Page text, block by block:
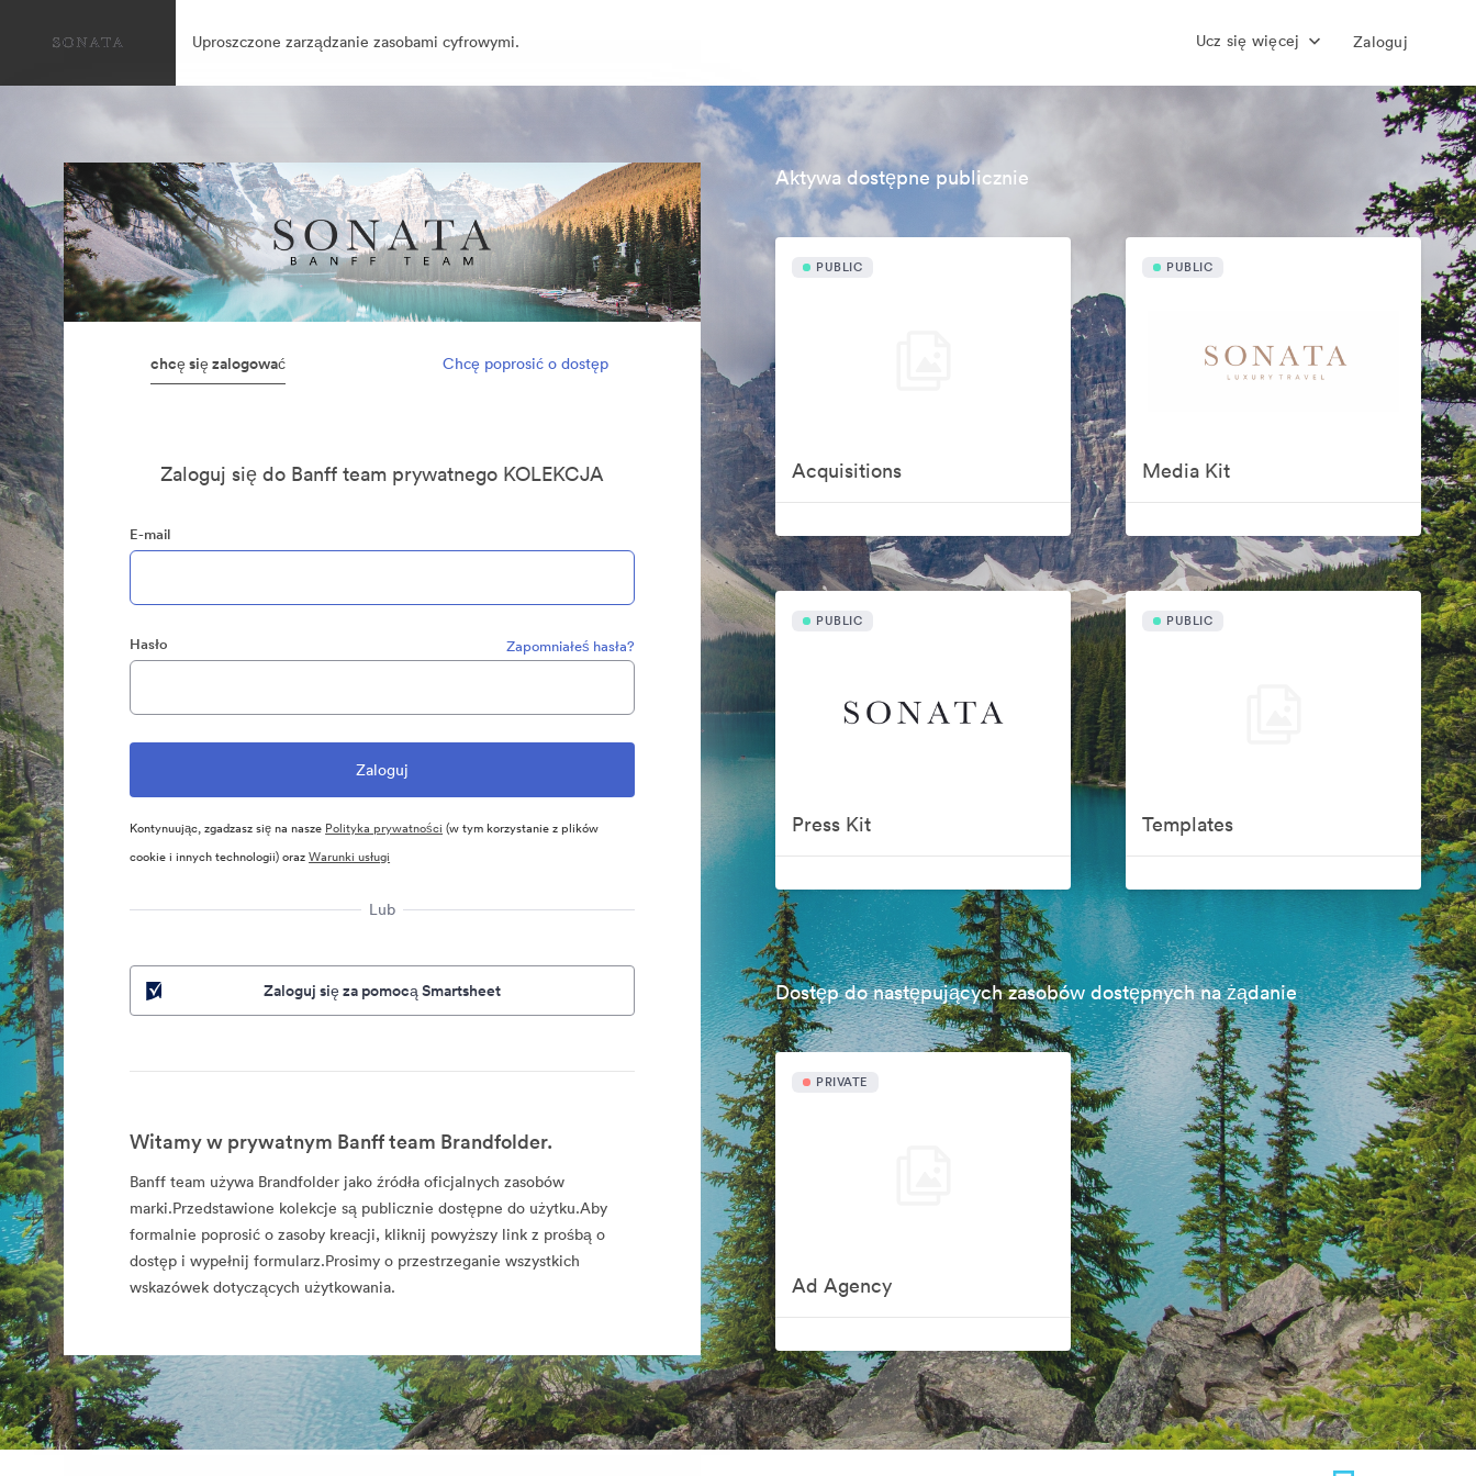
Uproszczone zarządzanie zasobami cyfrowymi. Ucz się więcej Zaloguj
chcę się zalogować Chcę poprosić o dostęp
Zaloguj się do Banff team prywatnego KOLEKCJA
E-mail
Hasło Zapomniałeś hasła?
Kontynuując, zgadzasz się na nasze Polityka prywatności (w tym korzystanie z plików
cookie i innych technologii) orazWarunki usługi
Lub
Zaloguj się za pomocą Smartsheet
Witamy w prywatnym Banff team Brandfolder.
Banff team używa Brandfolder jako źródła oficjalnych zasobów
marki.Przedstawione kolekcje są publicznie dostępne do użytku.Aby
formalnie poprosić o zasoby kreacji, kliknij powyższy link z prośbą o
dostęp i wypełnij formularz.Prosimy o przestrzeganie wszystkich
wskazówek dotyczących użytkowania.
Aktywa dostępne publicznie
PUBLIC
Acquisitions
PUBLIC
Media Kit
PUBLIC
Press Kit
PUBLIC
Templates
Dostęp do następujących zasobów dostępnych na żądanie
PRIVATE
Ad Agency